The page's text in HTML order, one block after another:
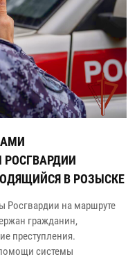
В РОЗЫСКЕ
на маршруте
гражданин,
преступления.
системы